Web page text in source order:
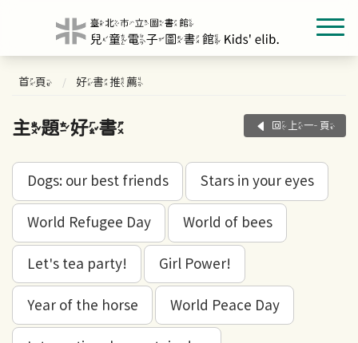
首頁 好書推薦
主題好書 回上一頁
Dogs: our best friends Stars in your eyes
World Refugee Day World of bees
Let's tea party! Girl Power!
Year of the horse World Peace Day